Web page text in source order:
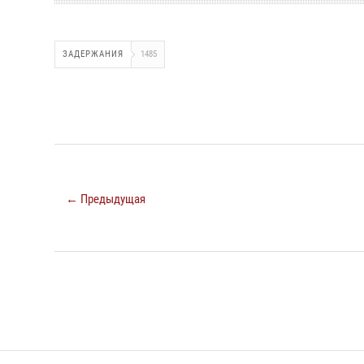
ЗАДЕРЖАНИЯ 1485
← Предыдущая